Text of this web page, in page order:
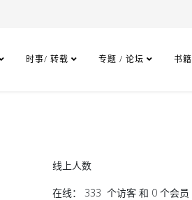
时事/ 转载 专题 / 论坛 书籍
线上人数
在线： 333 个访客 和 0 个会员